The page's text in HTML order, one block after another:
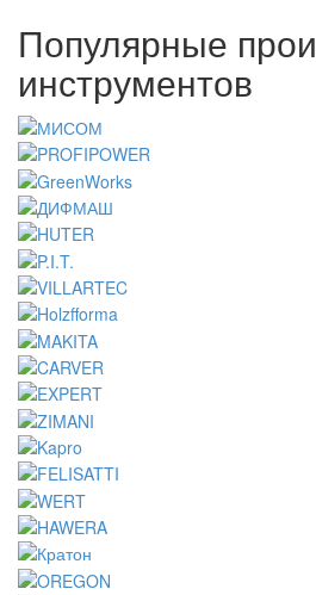
Популярные
инструментов